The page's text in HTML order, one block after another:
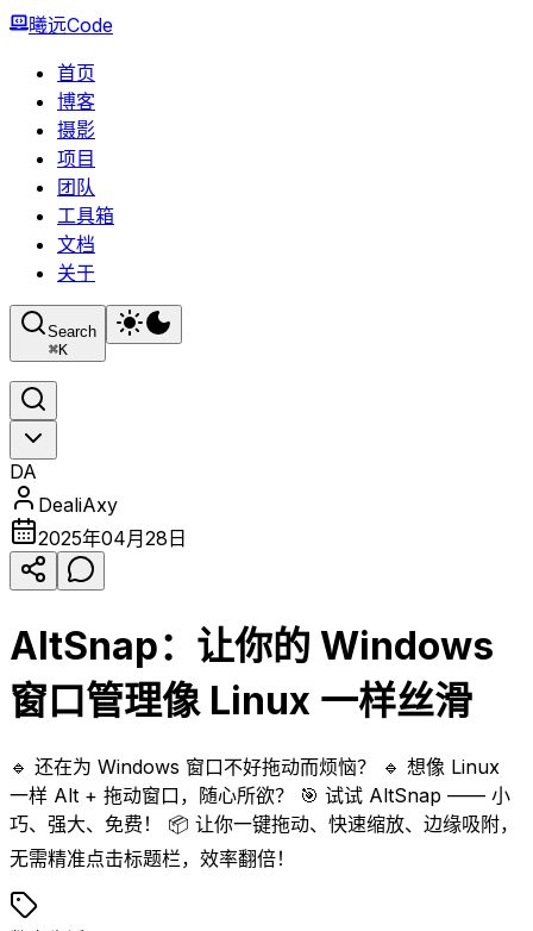
曦远Code
首页
博客
摄影
项目
团队
工具箱
文档
关于
Search
⌘K
DA
DealiAxy
2025年04月28日
AltSnap：让你的 Windows
窗口管理像 Linux 一样丝滑
🔹 还在为 Windows 窗口不好拖动而烦恼？ 🔹 想像 Linux
一样 Alt + 拖动窗口，随心所欲？ 🎯 试试 AltSnap —— 小
巧、强大、免费！ 📦 让你一键拖动、快速缩放、边缘吸附，
无需精准点击标题栏，效率翻倍！